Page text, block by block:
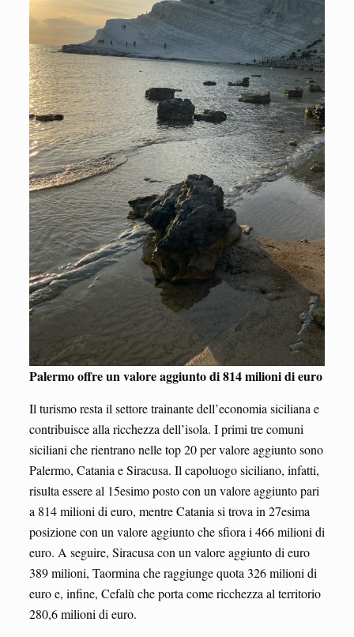
Palermo offre un valore aggiunto di 814 milioni di euro
Il turismo resta il settore trainante dell’economia siciliana e
contribuisce alla ricchezza dell’isola. I primi tre comuni
siciliani che rientrano nelle top 20 per valore aggiunto sono
Palermo, Catania e Siracusa. Il capoluogo siciliano, infatti,
risulta essere al 15esimo posto con un valore aggiunto pari
a 814 milioni di euro, mentre Catania si trova in 27esima
posizione con un valore aggiunto che sfiora i 466 milioni di
euro. A seguire, Siracusa con un valore aggiunto di euro
389 milioni, Taormina che raggiunge quota 326 milioni di
euro e, infine, Cefalù che porta come ricchezza al territorio
280,6 milioni di euro.